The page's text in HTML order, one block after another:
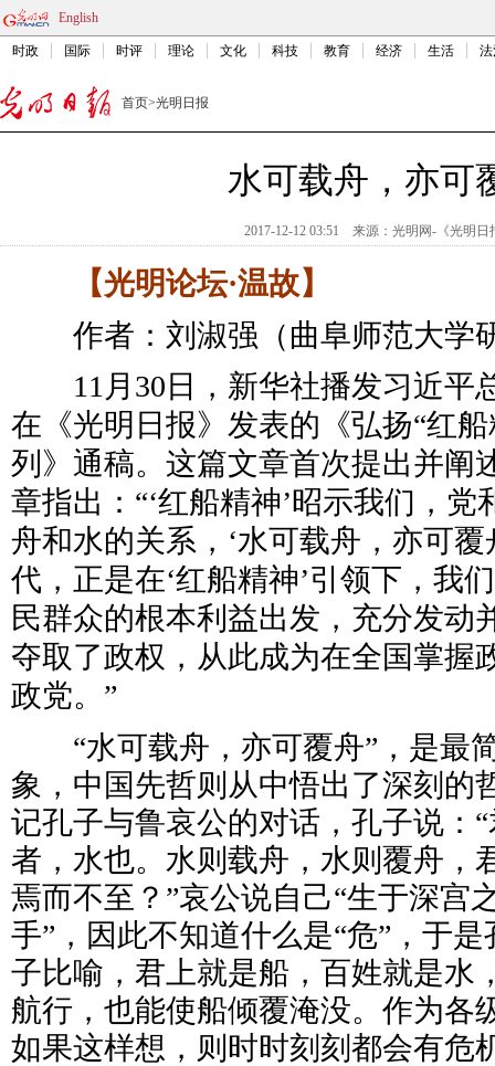
English
时政 国际 时评 理论 文化 科技 教育 经济 生活
首页>光明日报
水可载舟，亦可
2017-12-12 03:51 来源： 光明网-《光明日
【光明论坛·温故】
作者：刘淑强（曲阜师范大学
11月30日，新华社播发习近平
在《光明日报》发表的《弘扬“红
列》通稿。这篇文章首次提出并阐
章指出：“‘红船精神’昭示我们，
舟和水的关系，‘水可载舟，亦可覆
代，正是在‘红船精神’引领下，我
民群众的根本利益出发，充分发动
夺取了政权，从此成为在全国掌握
政党。”
“水可载舟，亦可覆舟”，是最
象，中国先哲则从中悟出了深刻的
记孔子与鲁哀公的对话，孔子说：
者，水也。水则载舟，水则覆舟，
焉而不至？”哀公说自己“生于深宫
手”，因此不知道什么是“危”，于
子比喻，君上就是船，百姓就是水
航行，也能使船倾覆淹没。作为各
如果这样想，则时时刻刻都会有危